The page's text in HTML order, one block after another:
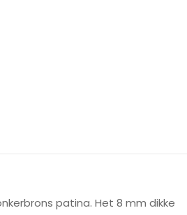
patina. Het 8 mm dikke